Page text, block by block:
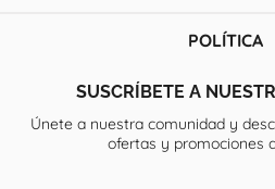
POLÍTICA
SUSCRÍBETE A
Únete a nuestra comunidad y
ofertas y promociones